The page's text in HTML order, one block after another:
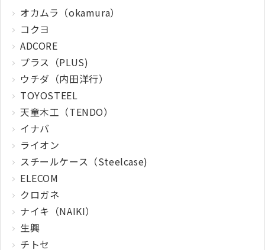
オカムラ（okamura）
コクヨ
ADCORE
プラス（PLUS)
ウチダ（内田洋行）
TOYOSTEEL
天童木工（TENDO）
イナバ
ライオン
スチールケース（Steelcase)
ELECOM
クロガネ
ナイキ（NAIKI）
生興
チトセ